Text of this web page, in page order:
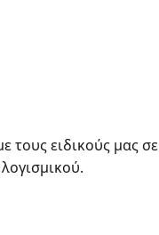
τους ειδικούς μας σε